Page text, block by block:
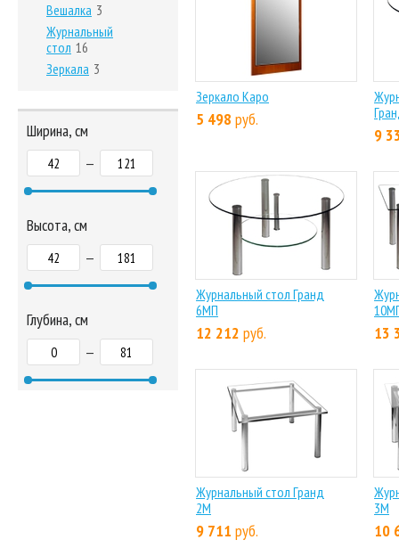
Зеркало Каро
5 498 руб.
9
Журнальный стол Гранд
6МП
12 212 руб. 13
Журнальный стол Гранд
2М
9 711 руб.
3М
10
Вешалка 3
Журнальный
стол 16
Зеркала 3
Ширина, см
—
Высота, см
—
Глубина, см
—